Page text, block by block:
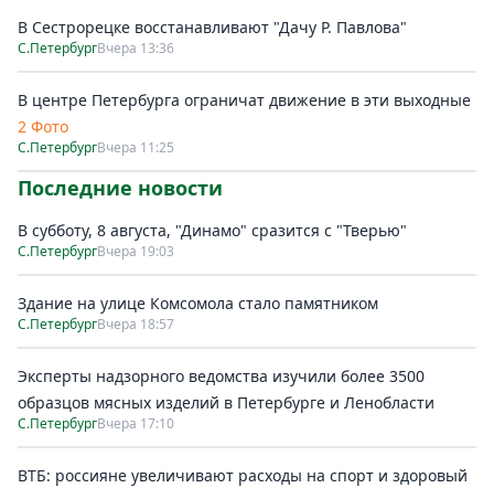
В Сестрорецке восстанавливают "Дачу Р. Павлова"
С.ПетербургВчера 13:36
В центре Петербурга ограничат движение в эти выходные
2 Фото
С.ПетербургВчера 11:25
Последние новости
В субботу, 8 августа, "Динамо" сразится с "Тверью"
С.ПетербургВчера 19:03
Здание на улице Комсомола стало памятником
С.ПетербургВчера 18:57
Эксперты надзорного ведомства изучили более 3500
образцов мясных изделий в Петербурге и Ленобласти
С.ПетербургВчера 17:10
ВТБ: россияне увеличивают расходы на спорт и здоровый